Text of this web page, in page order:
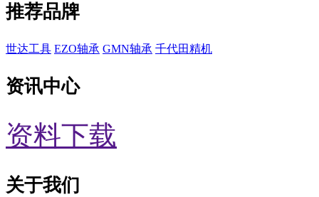
推荐品牌
世达工具 EZO轴承 GMN轴承 千代田精机
资讯中心
资料下载
关于我们